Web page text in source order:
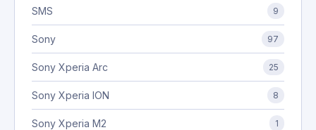
SMS 9
Sony 97
Sony Xperia Arc 25
Sony Xperia ION 8
Sony Xperia M2 1